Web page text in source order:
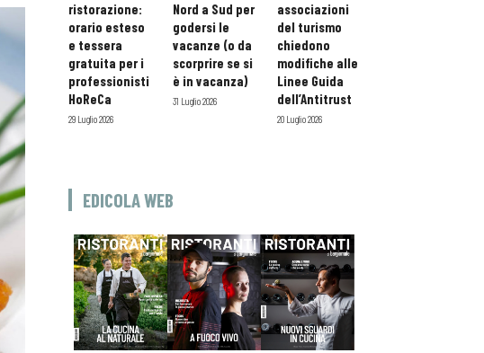
ristorazione:
orario esteso
e tessera
gratuita per i
professionisti
HoReCa
29 Luglio 2026
Nord a Sud per
godersi le
vacanze (o da
scorprire se si
è in vacanza)
31 Luglio 2026
associazioni
del turismo
chiedono
modifiche alle
Linee Guida
dell’Antitrust
20 Luglio 2026
EDICOLA WEB